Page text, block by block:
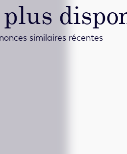
similaires récentes